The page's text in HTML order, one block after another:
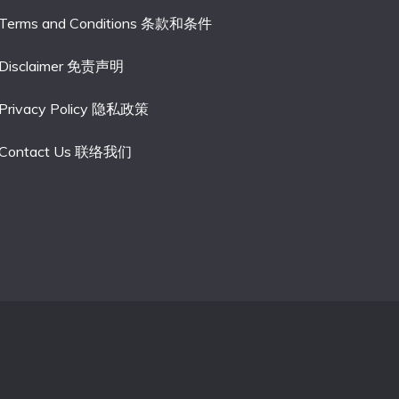
Terms and Conditions 条款和条件
Disclaimer 免责声明
Privacy Policy 隐私政策
Us 联络我们